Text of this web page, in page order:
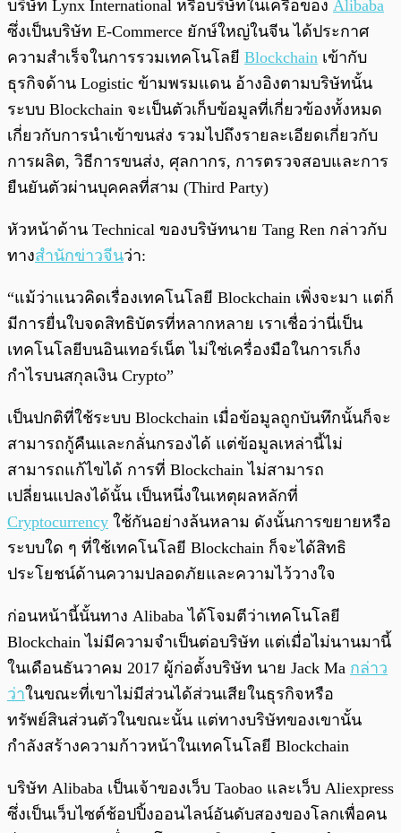
บริษัท Lynx International หรือบริษัทในเครือของ Alibaba
ซึ่งเป็นบริษัท E-Commerce ยักษ์ใหญ่ในจีน ได้ประกาศ
ความสำเร็จในการรวมเทคโนโลยี Blockchain เข้ากับ
ธุรกิจด้าน Logistic ข้ามพรมแดน อ้างอิงตามบริษัทนั้น
ระบบ Blockchain จะเป็นตัวเก็บข้อมูลที่เกี่ยวข้องทั้งหมด
เกี่ยวกับการนำเข้าขนส่ง รวมไปถึงรายละเอียดเกี่ยวกับ
การผลิต, วิธีการขนส่ง, ศุลกากร, การตรวจสอบและการ
ยืนยันตัวผ่านบุคคลที่สาม (Third Party)
หัวหน้าด้าน Technical ของบริษัทนาย Tang Ren กล่าวกับ
ทางสำนักข่าวจีนว่า:
“แม้ว่าแนวคิดเรื่องเทคโนโลยี Blockchain เพิ่งจะมา แต่ก็
มีการยื่นใบจดสิทธิบัตรที่หลากหลาย เราเชื่อว่านี่เป็น
เทคโนโลยีบนอินเทอร์เน็ต ไม่ใช่เครื่องมือในการเก็ง
กำไรบนสกุลเงิน Crypto”
เป็นปกติที่ใช้ระบบ Blockchain เมื่อข้อมูลถูกบันทึกนั้นก็จะ
สามารถกู้คืนและกลั่นกรองได้ แต่ข้อมูลเหล่านี้ไม่
สามารถแก้ไขได้ การที่ Blockchain ไม่สามารถ
เปลี่ยนแปลงได้นั้น เป็นหนึ่งในเหตุผลหลักที่
Cryptocurrency ใช้กันอย่างล้นหลาม ดังนั้นการขยายหรือ
ระบบใด ๆ ที่ใช้เทคโนโลยี Blockchain ก็จะได้สิทธิ
ประโยชน์ด้านความปลอดภัยและความไว้วางใจ
ก่อนหน้านี้นั้นทาง Alibaba ได้โจมตีว่าเทคโนโลยี
Blockchain ไม่มีความจำเป็นต่อบริษัท แต่เมื่อไม่นานมานี้
ในเดือนธันวาคม 2017 ผู้ก่อตั้งบริษัท นาย Jack Ma กล่าว
ว่าในขณะที่เขาไม่มีส่วนได้ส่วนเสียในธุรกิจหรือ
ทรัพย์สินส่วนตัวในขณะนั้น แต่ทางบริษัทของเขานั้น
กำลังสร้างความก้าวหน้าในเทคโนโลยี Blockchain
บริษัท Alibaba เป็นเจ้าของเว็บ Taobao และเว็บ Aliexpress
ซึ่งเป็นเว็บไซต์ช้อปปิ้งออนไลน์อันดับสองของโลกเพื่อคน